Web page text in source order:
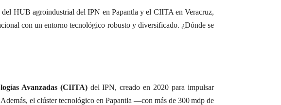
del HUB agroindustrial del IPN en Papantla y el CIITA en Veracruz,
con un entorno tecnológico robusto y diversificado. ¿Dónde se
Avanzadas (CIITA)del IPN, creado en 2020 para impulsar
Además, el clúster tecnológico en Papantla —con más de 300 mdp de